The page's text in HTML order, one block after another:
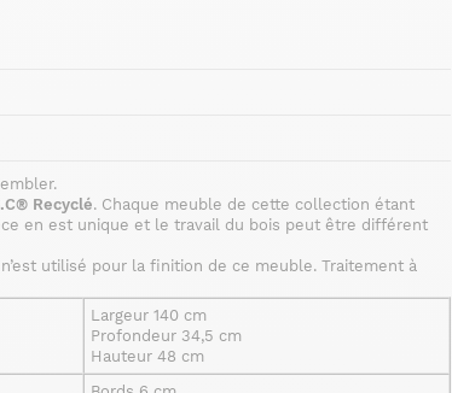
Recyclé. Chaque meuble de cette collection étant
en est unique et le travail du bois peut être différent
utilisé pour la finition de ce meuble. Traitement à
Largeur 140 cm
Profondeur 34,5 cm
Hauteur 48 cm